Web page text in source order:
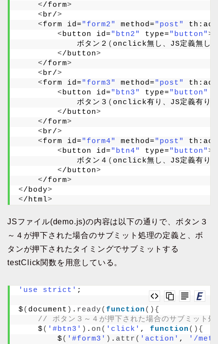
</form>
<br/>
<form id="form2" method="post"
<button id="btn2" type="button">
            ボタン２
( onclick無し、JS定義無し
</button>
</form>
<br/>
<form id="form3" method="post"
<button id="btn3" type="button"
            ボタン３
( onclick有り、JS定義有り
</button>
</form>
<br/>
<form id="form4" method="post"
<button id="btn4" type="button">
            ボタン４
( onclick無し、JS定義有り
</button>
</form>
</body>
</html>
JSファイル(demo.js)の内容は以下の通りで、ボタン３
～４が押下された場合のサブミット処理の定義と、ボ
タンが押下されたタイミングでサブミットする
testClick関数を用意している。
'use strict' ;
$( document ) . ready( function(){
// ボタン３～４が押下された場合のサブミット処
    $
( '#btn3' ) . on ( 'click' , function(){
        $
( '#form3' ) . attr ( 'action' ,
'/